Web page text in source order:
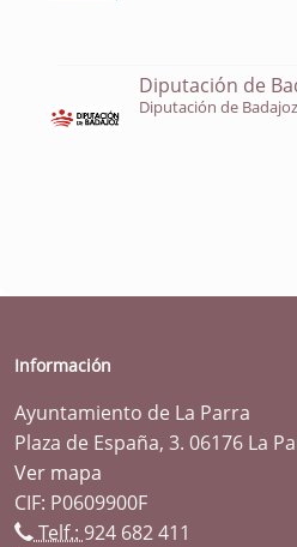
Diputación de
Diputación de Badajoz
Información
Ayuntamiento de La Parra
Plaza de España, 3. 06176 La
Ver mapa
CIF: P0609900F
Telf.: 924 682 411